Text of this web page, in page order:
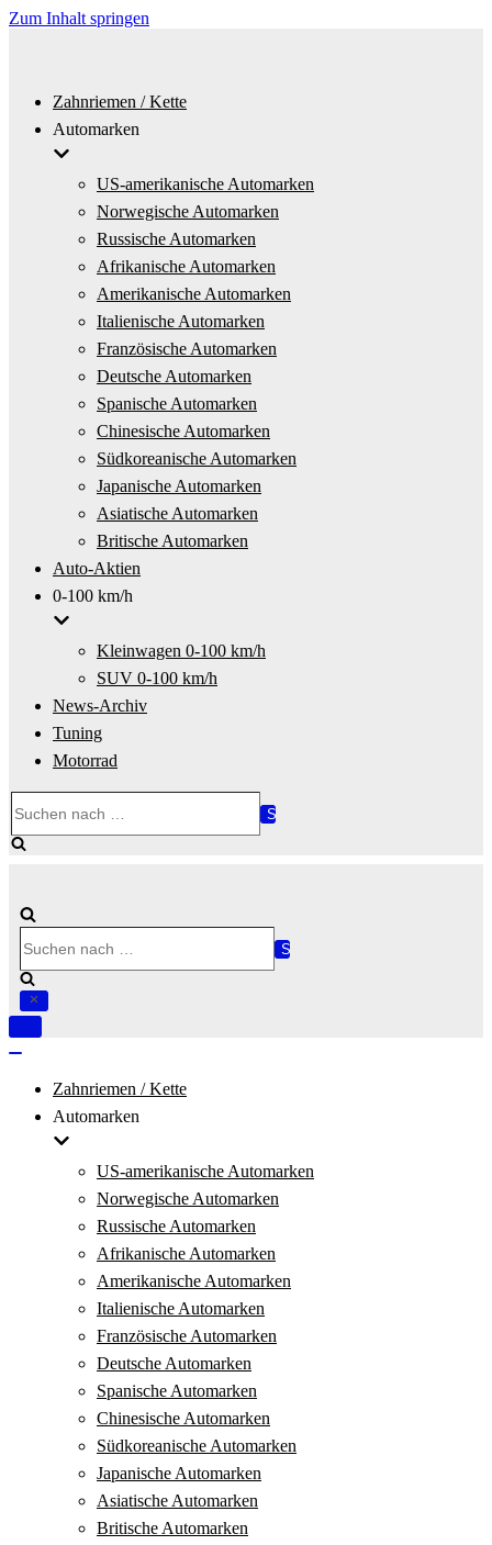
Zum Inhalt springen
Zahnriemen / Kette
Automarken
US-amerikanische Automarken
Norwegische Automarken
Russische Automarken
Afrikanische Automarken
Amerikanische Automarken
Italienische Automarken
Französische Automarken
Deutsche Automarken
Spanische Automarken
Chinesische Automarken
Südkoreanische Automarken
Japanische Automarken
Asiatische Automarken
Britische Automarken
Auto-Aktien
0-100 km/h
Kleinwagen 0-100 km/h
SUV 0-100 km/h
News-Archiv
Tuning
Motorrad
nach …
nach …
Navigation
Zahnriemen / Kette
Automarken
US-amerikanische Automarken
Norwegische Automarken
Russische Automarken
Afrikanische Automarken
Amerikanische Automarken
Italienische Automarken
Französische Automarken
Deutsche Automarken
Spanische Automarken
Chinesische Automarken
Südkoreanische Automarken
Japanische Automarken
Asiatische Automarken
Britische Automarken